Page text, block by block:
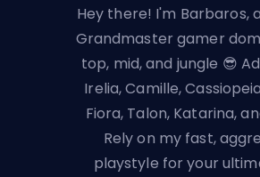
Hey there! I'm Barbaros,
Grandmaster gamer
top, mid, and jungle 😎
Irelia, Camille,
Fiora, Talon, Katarina,
Rely on my fast,
playstyle for your